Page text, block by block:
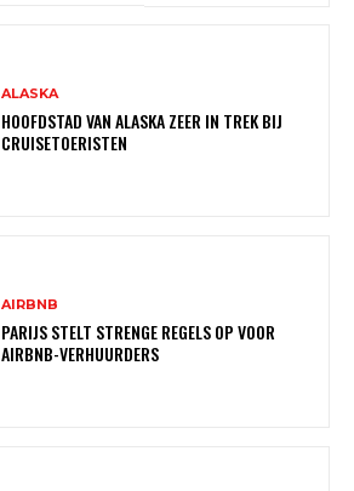
ALASKA
HOOFDSTAD VAN ALASKA ZEER IN TREK BIJ
CRUISETOERISTEN
AIRBNB
PARIJS STELT STRENGE REGELS OP VOOR
AIRBNB-VERHUURDERS